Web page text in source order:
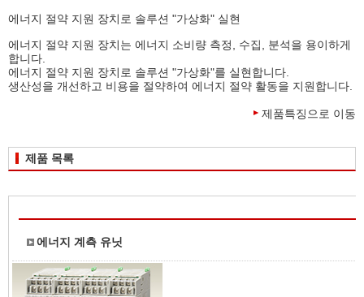
에너지 절약 지원 장치로 솔루션 "가상화" 실현
에너지 절약 지원 장치는 에너지 소비량 측정, 수집, 분석을 용이하게
합니다.
에너지 절약 지원 장치로 솔루션 "가상화"를 실현합니다.
생산성을 개선하고 비용을 절약하여 에너지 절약 활동을 지원합니다.
제품특징으로 이동
제품 목록
에너지 계측 유닛